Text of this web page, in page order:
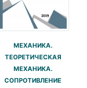
МЕХАНИКА.
ТЕОРЕТИЧЕСКАЯ
МЕХАНИКА.
СОПРОТИВЛЕНИЕ